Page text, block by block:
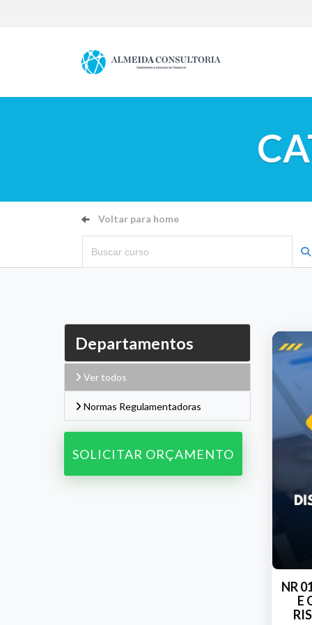
Voltar para home
Departamentos
Ver todos
Normas Regulamentadoras
SOLICITAR ORÇAMENTO
NR
E